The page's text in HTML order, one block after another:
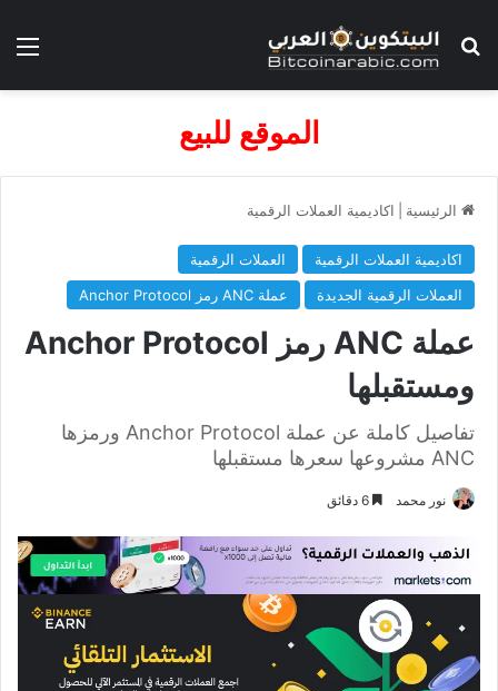
بحث عن
الموقع للبيع
الرئيسية اكاديمية العملات الرقمية
اكاديمية العملات الرقمية
العملات الرقمية
العملات الرقمية الجديدة
عملة ANC رمز Anchor Protocol
عملة ANC رمز Anchor Protocol
ومستقبلها
تفاصيل كاملة عن عملة Anchor Protocol ورمزها
ANC مشروعها سعرها مستقبلها
نور محمد